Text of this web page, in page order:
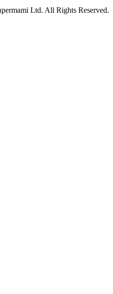
Ltd. All Rights Reserved.